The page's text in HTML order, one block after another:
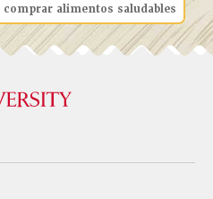
comprar alimentos saludables